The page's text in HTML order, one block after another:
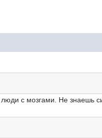
люди с мозгами. Не знаешь